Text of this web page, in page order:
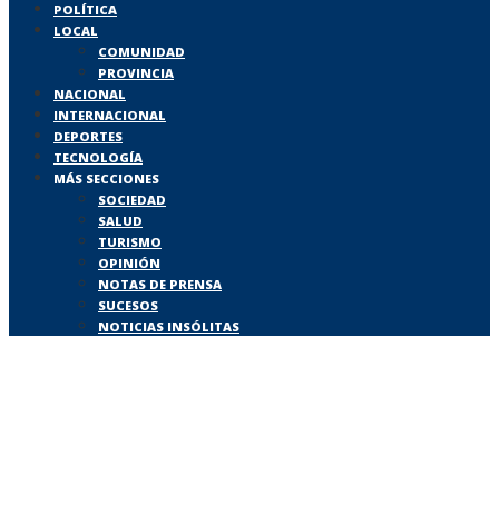
POLÍTICA
LOCAL
COMUNIDAD
PROVINCIA
NACIONAL
INTERNACIONAL
DEPORTES
TECNOLOGÍA
MÁS SECCIONES
SOCIEDAD
SALUD
TURISMO
OPINIÓN
NOTAS DE PRENSA
SUCESOS
NOTICIAS INSÓLITAS